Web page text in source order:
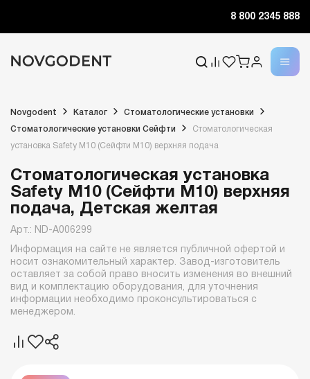
8 800 2345 888
Novgodent Каталог Стоматологические установки
Стоматологические установки Сейфти Стоматологическая
установка Safety M10 (Сейфти M10) верхняя подача
Стоматологическая установка
Safety M10 (Сейфти M10) верхняя
подача, Детская желтая
Арт.: ND-A006299
Информация на сайте не является публичной офертой и
носит ознакомительный характер. Завод-изготовитель
оставляет за собой право вносить изменения во внешний
вид и комплектацию оборудования, для уточнения
информации необходимо проконсультироваться с
менеджером.